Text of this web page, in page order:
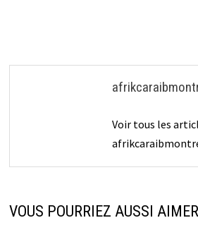
Voir tous les
VOUS POURRIEZ AUSSI AIMER